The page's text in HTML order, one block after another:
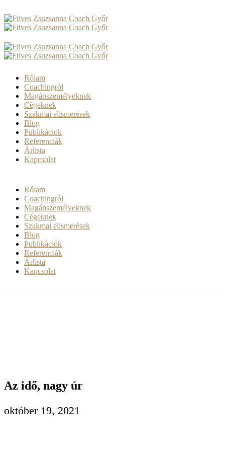
Rólam
Coachingról
Magánszemélyeknek
Cégeknek
Szakmai elismerések
Blog
Publikációk
Referenciák
Árlista
Kapcsolat
Rólam
Coachingról
Magánszemélyeknek
Cégeknek
Szakmai elismerések
Blog
Publikációk
Referenciák
Árlista
Kapcsolat
Az idő, nagy úr
október 19, 2021